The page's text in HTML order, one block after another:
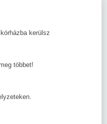
kerülsz
többet!